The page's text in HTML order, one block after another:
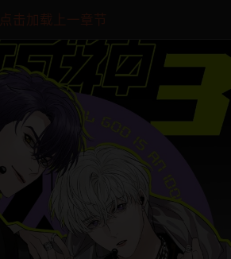
点击加载上一章节